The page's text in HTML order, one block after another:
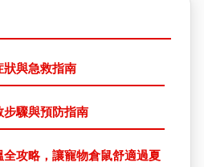
與急救指南
驟與預防指南
攻略，讓寵物倉鼠舒適過夏